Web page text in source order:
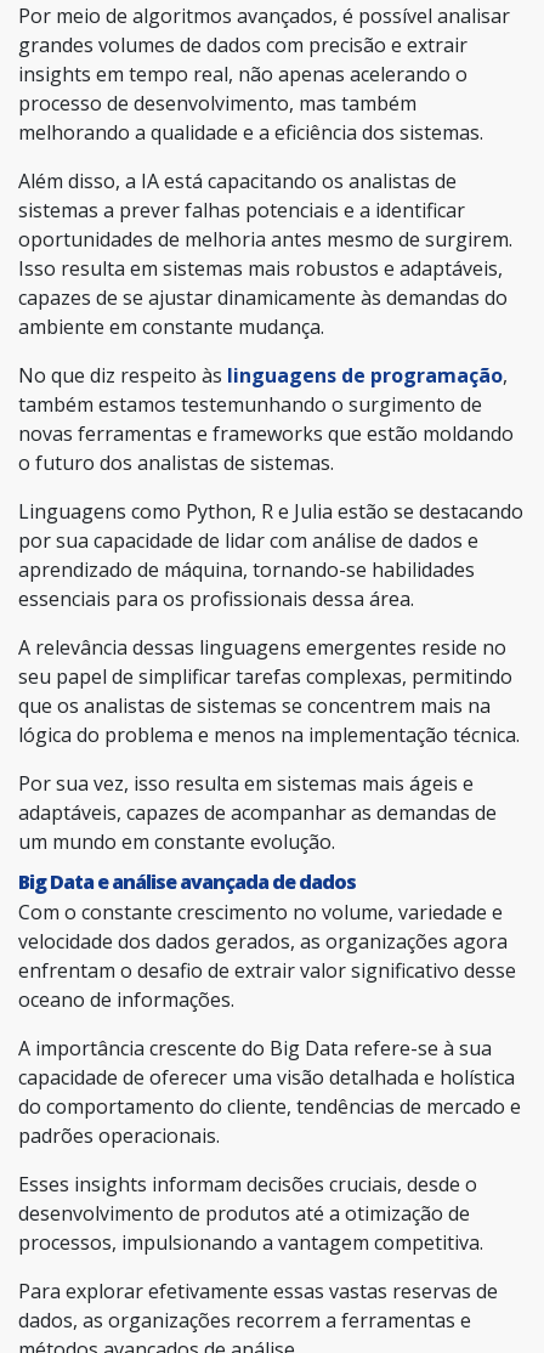
Por meio de algoritmos avançados, é possível analisar
grandes volumes de dados com precisão e extrair
insights em tempo real, não apenas acelerando o
processo de desenvolvimento, mas também
melhorando a qualidade e a eficiência dos sistemas.
Além disso, a IA está capacitando os analistas de
sistemas a prever falhas potenciais e a identificar
oportunidades de melhoria antes mesmo de surgirem.
Isso resulta em sistemas mais robustos e adaptáveis,
capazes de se ajustar dinamicamente às demandas do
ambiente em constante mudança.
No que diz respeito às linguagens de programação,
também estamos testemunhando o surgimento de
novas ferramentas e frameworks que estão moldando
o futuro dos analistas de sistemas.
Linguagens como Python, R e Julia estão se destacando
por sua capacidade de lidar com análise de dados e
aprendizado de máquina, tornando-se habilidades
essenciais para os profissionais dessa área.
A relevância dessas linguagens emergentes reside no
seu papel de simplificar tarefas complexas, permitindo
que os analistas de sistemas se concentrem mais na
lógica do problema e menos na implementação técnica.
Por sua vez, isso resulta em sistemas mais ágeis e
adaptáveis, capazes de acompanhar as demandas de
um mundo em constante evolução.
Big Data e análise avançada de dados
Com o constante crescimento no volume, variedade e
velocidade dos dados gerados, as organizações agora
enfrentam o desafio de extrair valor significativo desse
oceano de informações.
A importância crescente do Big Data refere-se à sua
capacidade de oferecer uma visão detalhada e holística
do comportamento do cliente, tendências de mercado e
padrões operacionais.
Esses insights informam decisões cruciais, desde o
desenvolvimento de produtos até a otimização de
processos, impulsionando a vantagem competitiva.
Para explorar efetivamente essas vastas reservas de
dados, as organizações recorrem a ferramentas e